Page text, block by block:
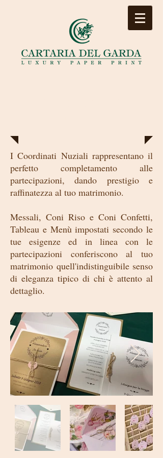
I Coordinati Nuziali rappresentano il
perfetto completamento alle
partecipazioni, dando prestigio e
raffinatezza al tuo matrimonio.
Messali, Coni Riso e Coni Confetti,
Tableau e Menù impostati secondo le
tue esigenze ed in linea con le
partecipazioni conferiscono al tuo
matrimonio quell'indistinguibile senso
di eleganza tipico di chi è attento al
dettaglio.